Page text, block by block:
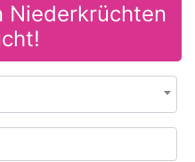
Niederkrüchten